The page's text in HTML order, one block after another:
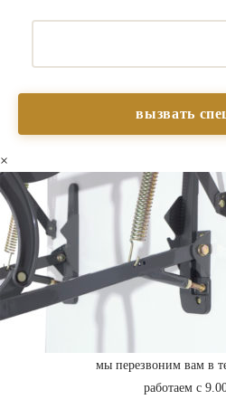
×
мы перезвоним вам в
работаем с